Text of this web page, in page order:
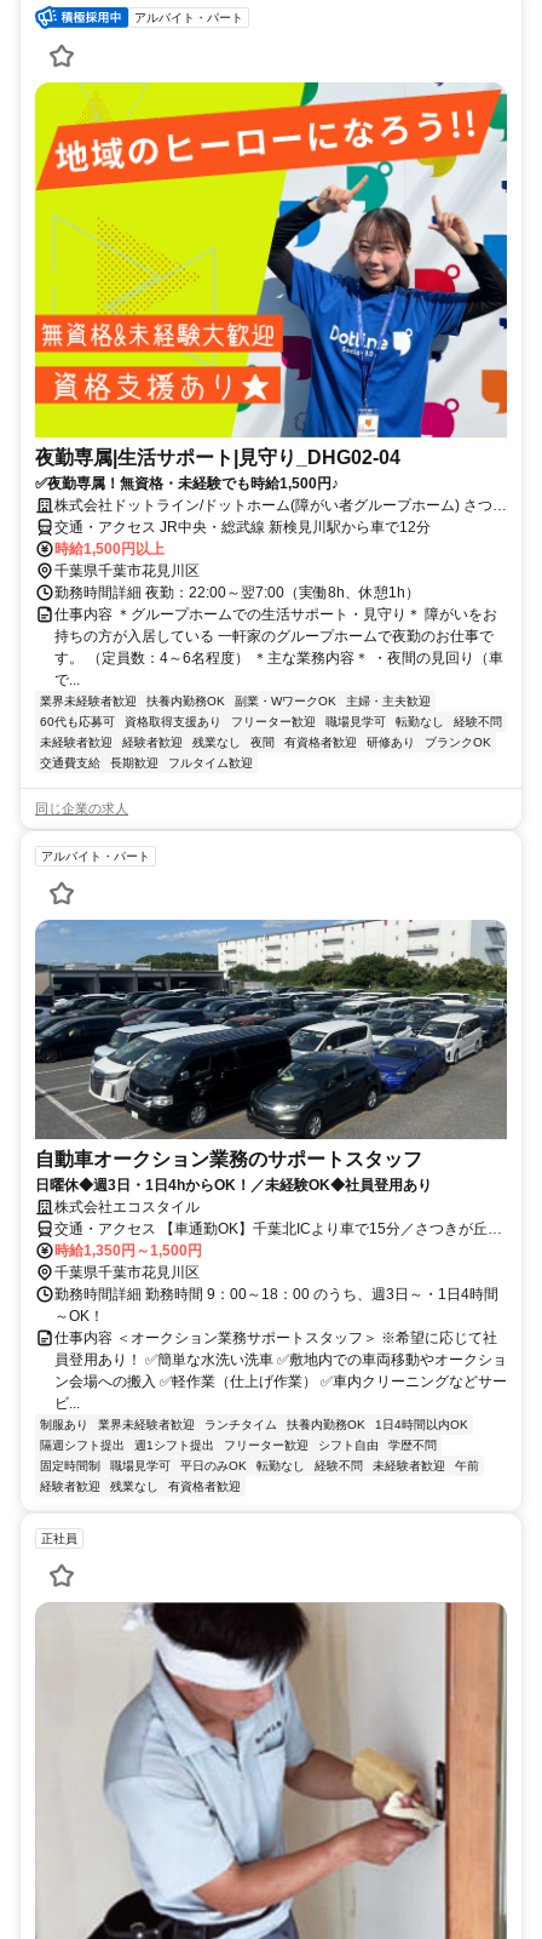
アルバイト・パート
夜勤専属|生活サポート|見守り_DHG02-04
✅夜勤専属！無資格・未経験でも時給1,500円♪
株式会社ドットライン/ドットホーム(障がい者グループホーム) さつき
が丘第2
交通・アクセス JR中央・総武線 新検見川駅から車で12分
時給1,500円以上
千葉県千葉市花見川区
勤務時間詳細 夜勤：22:00～翌7:00（実働8h、休憩1h）
仕事内容 ＊グループホームでの生活サポート・見守り＊ 障がいをお
持ちの方が入居している 一軒家のグループホームで夜勤のお仕事で
す。 （定員数：4～6名程度） ＊主な業務内容＊ ・夜間の見回り（車
で...
業界未経験者歓迎 扶養内勤務OK 副業・WワークOK
主婦・主夫歓迎
60代も応募可
資格取得支援あり フリーター歓迎 職場見学可 転勤なし
経験不問
未経験者歓迎
経験者歓迎 残業なし 夜間 有資格者歓迎 研修あり
ブランクOK
交通費支給
長期歓迎 フルタイム歓迎
同じ企業の求人
アルバイト・パート
自動車オークション業務のサポートスタッフ
日曜休◆週3日・1日4hからOK！／未経験OK◆社員登用あり
株式会社エコスタイル
交通・アクセス 【車通勤OK】千葉北ICより車で15分／さつきが丘中
学校より車で10分
時給1,350円～1,500円
千葉県千葉市花見川区
勤務時間詳細 勤務時間 9：00～18：00 のうち、週3日～・1日4時間
～OK！
仕事内容 ＜オークション業務サポートスタッフ＞ ※希望に応じて社
員登用あり！ ✅簡単な水洗い洗車 ✅敷地内での車両移動やオークショ
ン会場への搬入 ✅軽作業（仕上げ作業） ✅車内クリーニングなどサー
ビ...
制服あり 業界未経験者歓迎 ランチタイム 扶養内勤務OK
1日4時間以内OK
隔週シフト提出
週1シフト提出 フリーター歓迎 シフト自由
学歴不問
固定時間制
職場見学可 平日のみOK 転勤なし 経験不問 未経験者歓迎
午前
経験者歓迎
残業なし 有資格者歓迎
正社員